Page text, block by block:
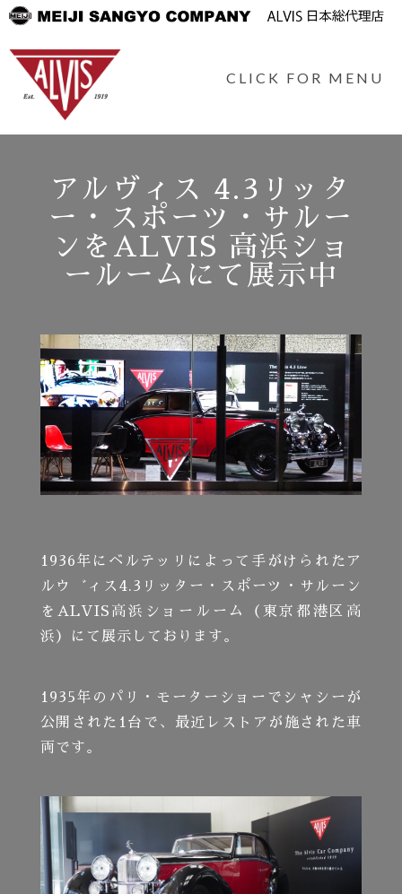
CLICK FOR MENU
アルヴィス 4.3リッタ
ー・スポーツ・サルー
ンをALVIS 高浜ショ
ールームにて展示中
1936年にベルテッリによって手がけられたア
ルウ゛ィス4.3リッター・スポーツ・サルーン
をALVIS高浜ショールーム（東京都港区高
浜）にて展示しております。
1935年のパリ・モーターショーでシャシーが
公開された1台で、最近レストアが施された車
両です。